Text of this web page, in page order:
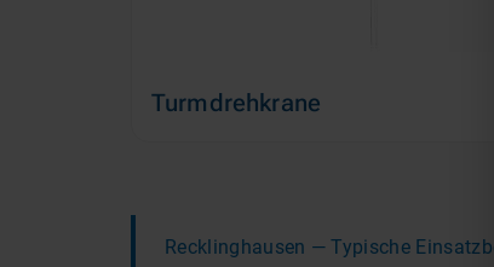
Turmdrehkrane
Recklinghausen — Typische